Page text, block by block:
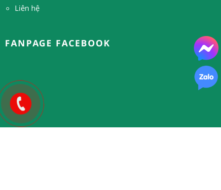
Liên hệ
FANPAGE FACEBOOK